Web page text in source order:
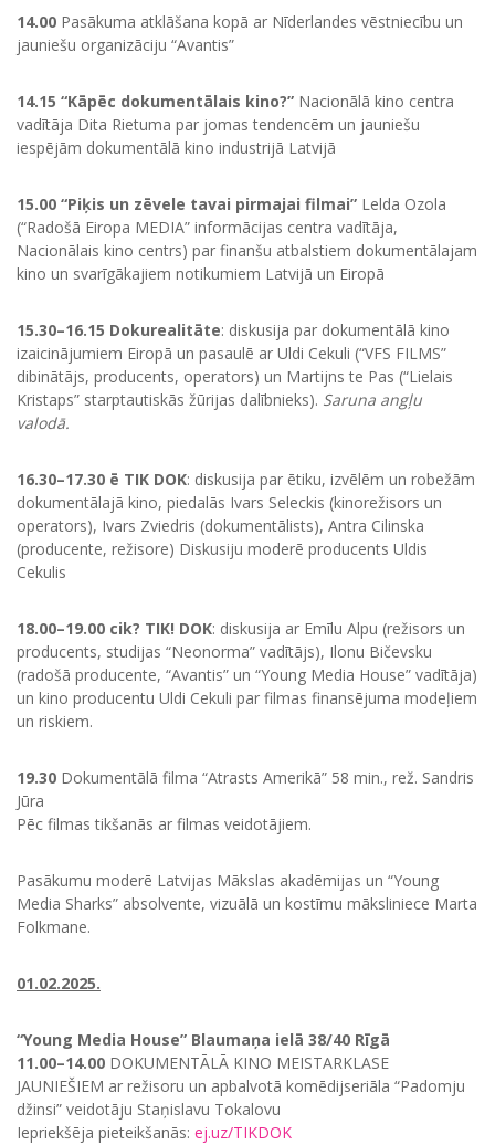
14.00 Pasākuma atklāšana kopā ar Nīderlandes vēstniecību un
jauniešu organizāciju “Avantis”
14.15 “Kāpēc dokumentālais kino?” Nacionālā kino centra
vadītāja Dita Rietuma par jomas tendencēm un jauniešu
iespējām dokumentālā kino industrijā Latvijā
15.00 “Piķis un zēvele tavai pirmajai filmai” Lelda Ozola
(“Radošā Eiropa MEDIA” informācijas centra vadītāja,
Nacionālais kino centrs) par finanšu atbalstiem dokumentālajam
kino un svarīgākajiem notikumiem Latvijā un Eiropā
15.30–16.15 Dokurealitāte: diskusija par dokumentālā kino
izaicinājumiem Eiropā un pasaulē ar Uldi Cekuli (“VFS FILMS”
dibinātājs, producents, operators) un Martijns te Pas (“Lielais
Kristaps” starptautiskās žūrijas dalībnieks). Saruna angļu
valodā.
16.30–17.30 ē TIK DOK: diskusija par ētiku, izvēlēm un robežām
dokumentālajā kino, piedalās Ivars Seleckis (kinorežisors un
operators), Ivars Zviedris (dokumentālists), Antra Cilinska
(producente, režisore) Diskusiju moderē producents Uldis
Cekulis
18.00–19.00 cik? TIK! DOK: diskusija ar Emīlu Alpu (režisors un
producents, studijas “Neonorma” vadītājs), Ilonu Bičevsku
(radošā producente, “Avantis” un “Young Media House” vadītāja)
un kino producentu Uldi Cekuli par filmas finansējuma modeļiem
un riskiem.
19.30 Dokumentālā filma “Atrasts Amerikā” 58 min., rež. Sandris
Jūra
Pēc filmas tikšanās ar filmas veidotājiem.
Pasākumu moderē Latvijas Mākslas akadēmijas un “Young
Media Sharks” absolvente, vizuālā un kostīmu māksliniece Marta
Folkmane.
01.02.2025.
“Young Media House” Blaumaņa ielā 38/40 Rīgā
11.00–14.00 DOKUMENTĀLĀ KINO MEISTARKLASE
JAUNIEŠIEM ar režisoru un apbalvotā komēdijseriāla “Padomju
džinsi” veidotāju Staņislavu Tokalovu
Iepriekšēja pieteikšanās: ej.uz/TIKDOK